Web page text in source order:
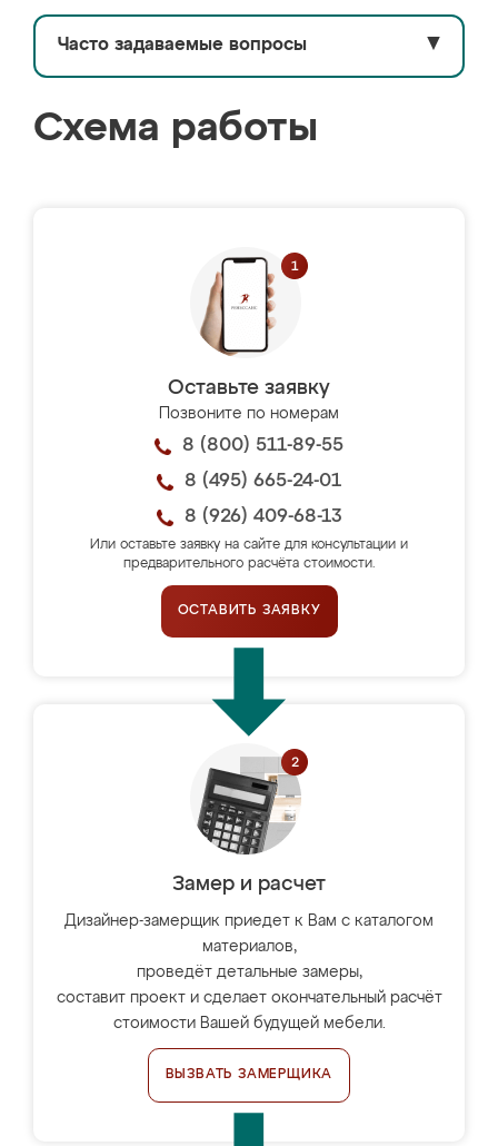
Часто задаваемые вопросы ▼
Схема работы
Оставьте заявку
Позвоните по номерам
8 (800) 511-89-55
8 (495) 665-24-01
8 (926) 409-68-13
Или оставьте заявку на сайте для консультации и
предварительного расчёта стоимости.
ОСТАВИТЬ ЗАЯВКУ
Замер и расчет
Дизайнер-замерщик приедет к Вам с каталогом
материалов,
проведёт детальные замеры,
составит проект и сделает окончательный расчёт
стоимости Вашей будущей мебели.
ВЫЗВАТЬ ЗАМЕРЩИКА